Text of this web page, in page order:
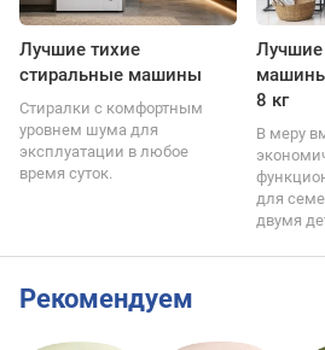
Лучшие тихие
стиральные машины
Стиралки с комфортным
уровнем шума для
эксплуатации в любое
время суток.
Лучшие
машины
8 кг
В меру
для
двумя
Рекомендуем